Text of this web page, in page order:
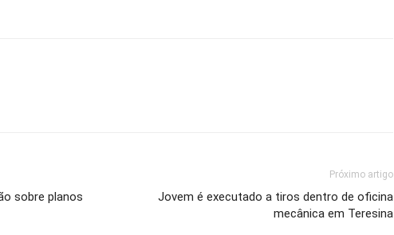
sobre planos
Próximo artigo
Jovem é executado a tiros dentro de oficina
mecânica em Teresina